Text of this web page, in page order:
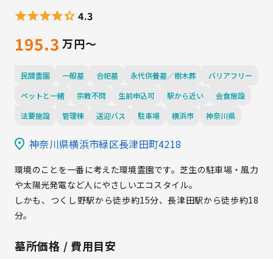
4.3
195.3
民間霊園 一般墓 合祀墓 永代供養墓／樹木葬
バリアフリー
ペットと一緒
宗教不問 生前申込可 駅から近い
会食施設
法要施設
管理棟 送迎バス 駐車場 横浜市 神奈川県
神奈川県横浜市緑区長津田町4218
環境のことを一番に考えた環境霊園です。芝生の駐車場・風力
や太陽光発電など人にやさしいエコスタイル。
しかも、つくし野駅から徒歩約15分、長津田駅から徒歩約18
分。
墓所価格 / 費用目安